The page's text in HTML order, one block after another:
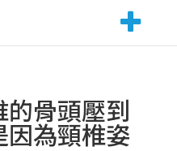
的骨頭壓到
因為頸椎姿